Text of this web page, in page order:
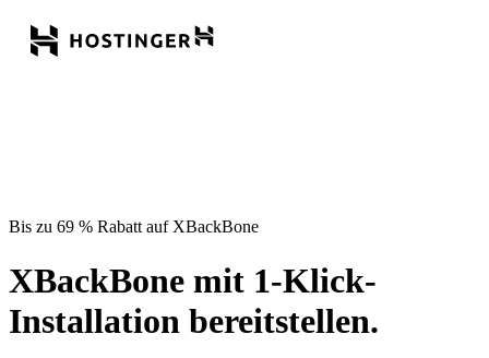
Bis zu 69 % Rabatt auf XBackBone
XBackBone mit 1-Klick-
Installation bereitstellen.